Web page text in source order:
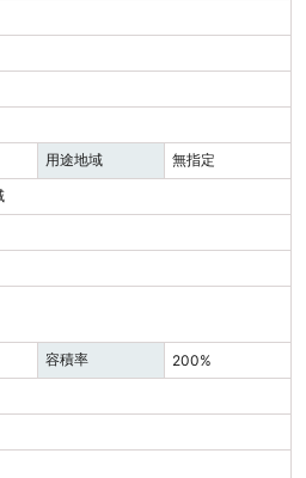
用途地域
無指定
容積率
200%